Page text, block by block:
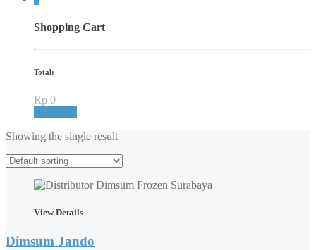
Shopping Cart
Total:
Rp 0
Showing the single result
View Details
Dimsum Jando